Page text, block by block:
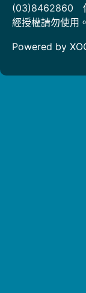
(03)8462860
經授權請勿使用。
Powered by